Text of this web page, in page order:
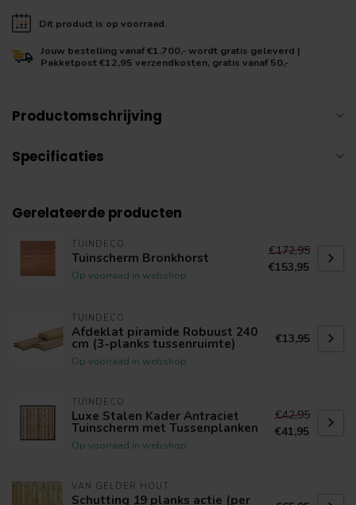
Dit product is op voorraad.
Jouw bestelling vanaf €1.700,- wordt gratis geleverd |
Pakketpost €12,95 verzendkosten, gratis vanaf 50,-
Productomschrijving
Specificaties
Gerelateerde producten
TUINDECO
Tuinscherm Bronkhorst
Op voorraad in webshop
€172,95
€153,95
TUINDECO
Afdeklat piramide Robuust 240
cm (3-planks tussenruimte)
Op voorraad in webshop
€13,95
TUINDECO
Luxe Stalen Kader Antraciet
Tuinscherm met Tussenplanken
Op voorraad in webshop
€42,95
€41,95
VAN GELDER HOUT
Schutting 19 planks actie (per